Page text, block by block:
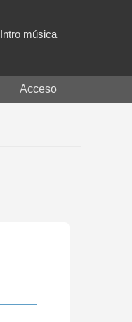
Intro música
Acceso